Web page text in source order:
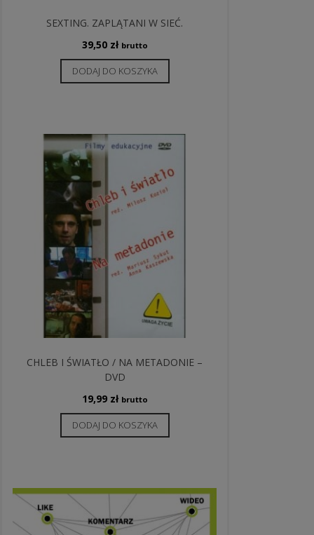
SEXTING. ZAPLĄTANI W SIEĆ.
39,50 zł brutto
DODAJ DO KOSZYKA
CHLEB I ŚWIATŁO / NA METADONIE –
DVD
19,99 zł brutto
DODAJ DO KOSZYKA